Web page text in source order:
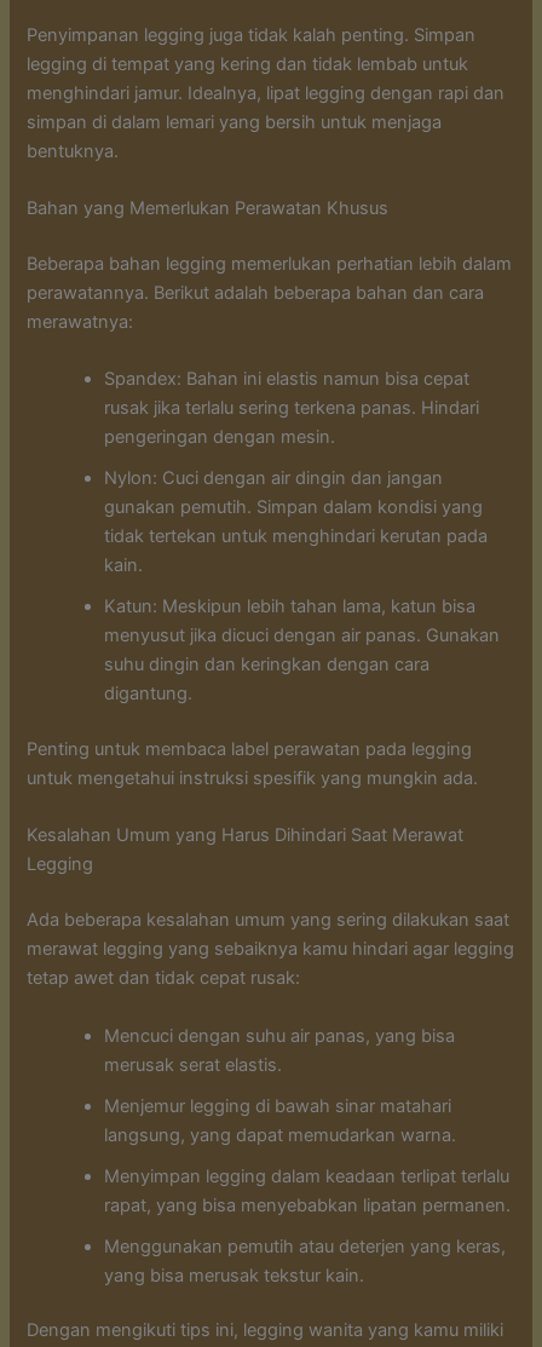
Penyimpanan legging juga tidak kalah penting. Simpan
legging di tempat yang kering dan tidak lembab untuk
menghindari jamur. Idealnya, lipat legging dengan rapi dan
simpan di dalam lemari yang bersih untuk menjaga
bentuknya.
Bahan yang Memerlukan Perawatan Khusus
Beberapa bahan legging memerlukan perhatian lebih dalam
perawatannya. Berikut adalah beberapa bahan dan cara
merawatnya:
Spandex: Bahan ini elastis namun bisa cepat
rusak jika terlalu sering terkena panas. Hindari
pengeringan dengan mesin.
Nylon: Cuci dengan air dingin dan jangan
gunakan pemutih. Simpan dalam kondisi yang
tidak tertekan untuk menghindari kerutan pada
kain.
Katun: Meskipun lebih tahan lama, katun bisa
menyusut jika dicuci dengan air panas. Gunakan
suhu dingin dan keringkan dengan cara
digantung.
Penting untuk membaca label perawatan pada legging
untuk mengetahui instruksi spesifik yang mungkin ada.
Kesalahan Umum yang Harus Dihindari Saat Merawat
Legging
Ada beberapa kesalahan umum yang sering dilakukan saat
merawat legging yang sebaiknya kamu hindari agar legging
tetap awet dan tidak cepat rusak:
Mencuci dengan suhu air panas, yang bisa
merusak serat elastis.
Menjemur legging di bawah sinar matahari
langsung, yang dapat memudarkan warna.
Menyimpan legging dalam keadaan terlipat terlalu
rapat, yang bisa menyebabkan lipatan permanen.
Menggunakan pemutih atau deterjen yang keras,
yang bisa merusak tekstur kain.
Dengan mengikuti tips ini, legging wanita yang kamu miliki